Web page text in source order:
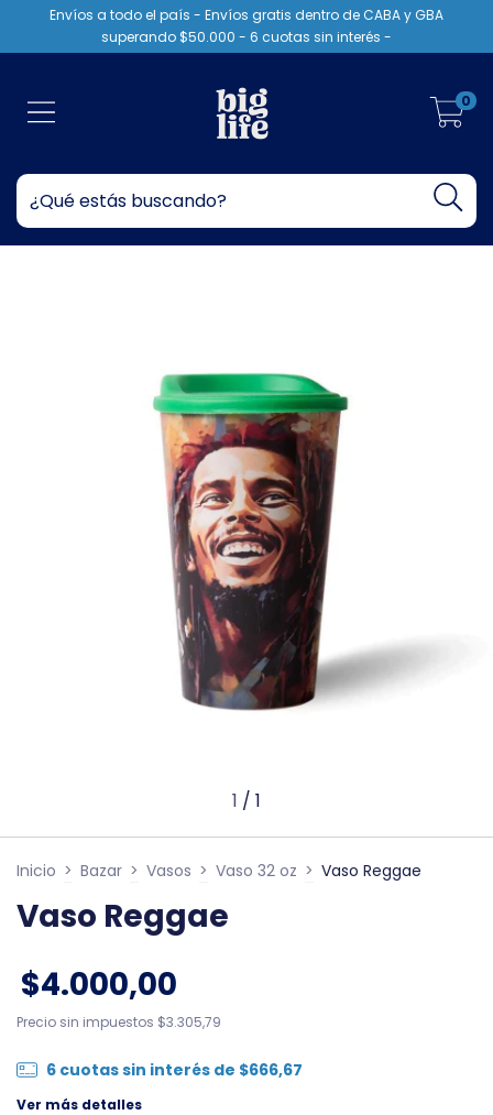
Envíos a todo el país - Envíos gratis dentro de CABA y GBA
superando $50.000 - 6 cuotas sin interés -
0
1 / 1
Inicio > Bazar > Vasos > Vaso 32 oz > Vaso Reggae
Vaso Reggae
$4.000,00
Precio sin impuestos $3.305,79
6 cuotas sin interés de $666,67
Ver más detalles